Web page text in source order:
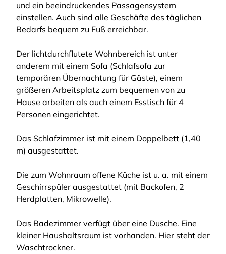
und ein beeindruckendes Passagensystem
einstellen. Auch sind alle Geschäfte des täglichen
Bedarfs bequem zu Fuß erreichbar.
Der lichtdurchflutete Wohnbereich ist unter
anderem mit einem Sofa (Schlafsofa zur
temporären Übernachtung für Gäste), einem
größeren Arbeitsplatz zum bequemen von zu
Hause arbeiten als auch einem Esstisch für 4
Personen eingerichtet.
Das Schlafzimmer ist mit einem Doppelbett (1,40
m) ausgestattet.
Die zum Wohnraum offene Küche ist u. a. mit einem
Geschirrspüler ausgestattet (mit Backofen, 2
Herdplatten, Mikrowelle).
Das Badezimmer verfügt über eine Dusche. Eine
kleiner Haushaltsraum ist vorhanden. Hier steht der
Waschtrockner.